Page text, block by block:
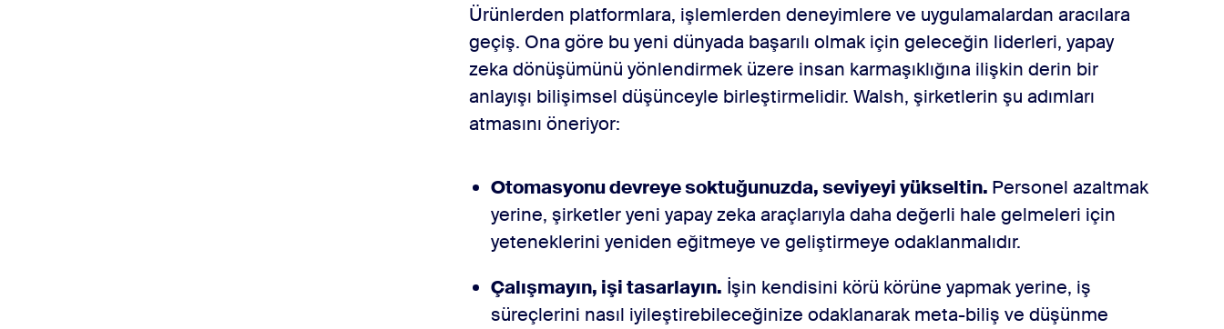
Ürünlerden platformlara, işlemlerden deneyimlere ve uygulamalardan aracılara
geçiş. Ona göre bu yeni dünyada başarılı olmak için geleceğin liderleri, yapay
zeka dönüşümünü yönlendirmek üzere insan karmaşıklığına ilişkin derin bir
anlayışı bilişimsel düşünceyle birleştirmelidir. Walsh, şirketlerin şu adımları
atmasını öneriyor:
Otomasyonu devreye soktuğunuzda, seviyeyi yükseltin. Personel azaltmak
yerine, şirketler yeni yapay zeka araçlarıyla daha değerli hale gelmeleri için
yeteneklerini yeniden eğitmeye ve geliştirmeye odaklanmalıdır.
Çalışmayın, işi tasarlayın. İşin kendisini körü körüne yapmak yerine, iş
süreçlerini nasıl iyileştirebileceğinize odaklanarak meta-biliş ve düşünme